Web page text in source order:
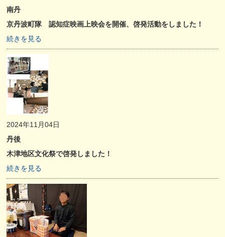
南丹
京丹波町隊 認知症映画上映会を開催、啓発活動をしました！
続きを見る
2024年11月04日
丹後
木津地区文化祭で啓発しました！
続きを見る